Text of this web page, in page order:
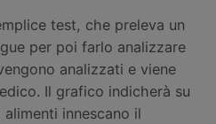
test, che preleva un
per poi farlo analizzare
analizzati e viene
Il grafico indicherà su
alimenti innescano il